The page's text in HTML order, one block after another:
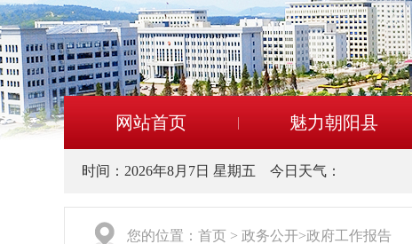
网站首页 魅力朝阳县
时间： 2026年8月7日 星期五 今日天气：
您的位置： 首页 > 政务公开>政府工作报告